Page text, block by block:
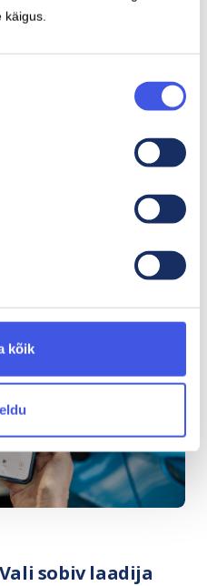
käigus.
kõik
sobiv laadija